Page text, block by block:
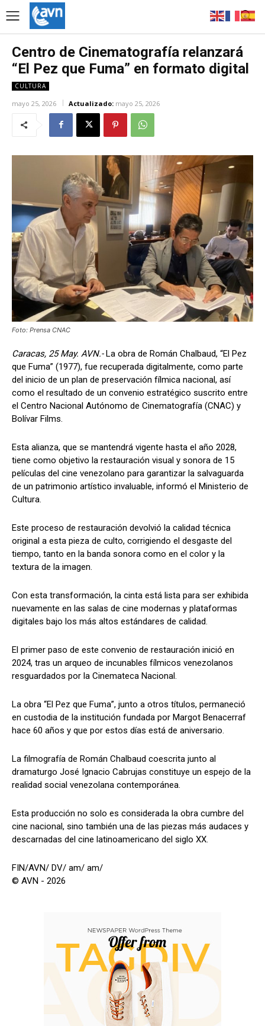
Centro de Cinematografía relanzará
“El Pez que Fuma” en formato digital
CULTURA
mayo 25, 2026 Actualizado: mayo 25, 2026
Foto: Prensa CNAC
Caracas, 25 May. AVN.-La obra de Román Chalbaud, “El Pez
que Fuma” (1977), fue recuperada digitalmente, como parte
del inicio de un plan de preservación fílmica nacional, así
como el resultado de un convenio estratégico suscrito entre
el Centro Nacional Autónomo de Cinematografía (CNAC) y
Bolívar Films.
Esta alianza, que se mantendrá vigente hasta el año 2028,
tiene como objetivo la restauración visual y sonora de 15
películas del cine venezolano para garantizar la salvaguarda
de un patrimonio artístico invaluable, informó el Ministerio de
Cultura.
Este proceso de restauración devolvió la calidad técnica
original a esta pieza de culto, corrigiendo el desgaste del
tiempo, tanto en la banda sonora como en el color y la
textura de la imagen.
Con esta transformación, la cinta está lista para ser exhibida
nuevamente en las salas de cine modernas y plataformas
digitales bajo los más altos estándares de calidad.
El primer paso de este convenio de restauración inició en
2024, tras un arqueo de incunables fílmicos venezolanos
resguardados por la Cinemateca Nacional.
La obra “El Pez que Fuma”, junto a otros títulos, permaneció
en custodia de la institución fundada por Margot Benacerraf
hace 60 años y que por estos días está de aniversario.
La filmografía de Román Chalbaud coescrita junto al
dramaturgo José Ignacio Cabrujas constituye un espejo de la
realidad social venezolana contemporánea.
Esta producción no solo es considerada la obra cumbre del
cine nacional, sino también una de las piezas más audaces y
descarnadas del cine latinoamericano del siglo XX.
FIN/AVN/ DV/ am/ am/
© AVN - 2026